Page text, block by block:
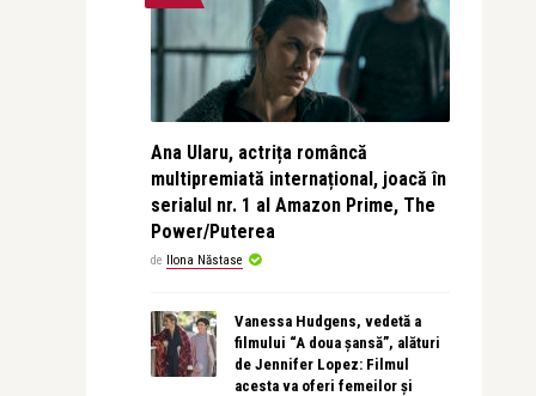
Ana Ularu, actrița româncă
multipremiată internațional, joacă în
serialul nr. 1 al Amazon Prime, The
Power/Puterea
de Ilona Năstase
Vanessa Hudgens, vedetă a
filmului “A doua șansă”, alături
de Jennifer Lopez: Filmul
acesta va oferi femeilor și